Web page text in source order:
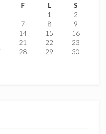
F L
S
1
2
7 8
9
14 15
16
21 22
23
28 29
30